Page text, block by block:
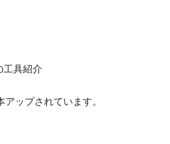
工具紹介
ップされています。